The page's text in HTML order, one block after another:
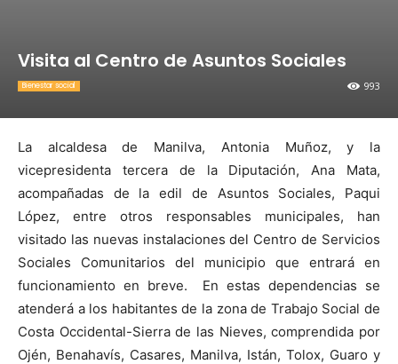
Visita al Centro de Asuntos Sociales
993
Bienestar social
La alcaldesa de Manilva, Antonia Muñoz, y la
vicepresidenta tercera de la Diputación, Ana Mata,
acompañadas de la edil de Asuntos Sociales, Paqui
López, entre otros responsables municipales, han
visitado las nuevas instalaciones del Centro de Servicios
Sociales Comunitarios del municipio que entrará en
funcionamiento en breve. En estas dependencias se
atenderá a los habitantes de la zona de Trabajo Social de
Costa Occidental-Sierra de las Nieves, comprendida por
Ojén, Benahavís, Casares, Manilva, Istán, Tolox, Guaro y